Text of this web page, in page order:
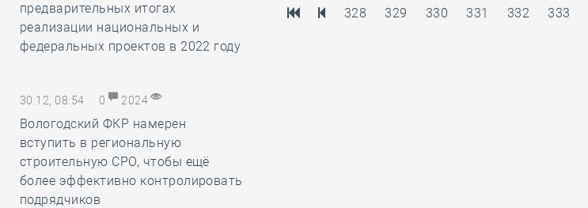
предварительных итогах
реализации национальных и
федеральных проектов в 2022 году
30.12, 08:54 0 2024
Вологодский ФКР намерен
вступить в региональную
строительную СРО, чтобы ещё
более эффективно контролировать
подрядчиков
328 329 330 331 332 333